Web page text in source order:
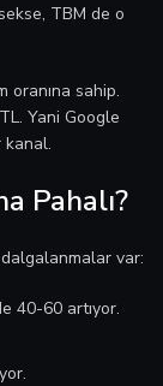
TBM de o
oranına sahip.
Yani Google
kanal.
Pahalı?
var:
40-60 artıyor.